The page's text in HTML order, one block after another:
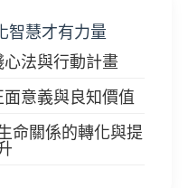
智慧才有力量
法與行動計畫
意義與良知價值
關係的轉化與提